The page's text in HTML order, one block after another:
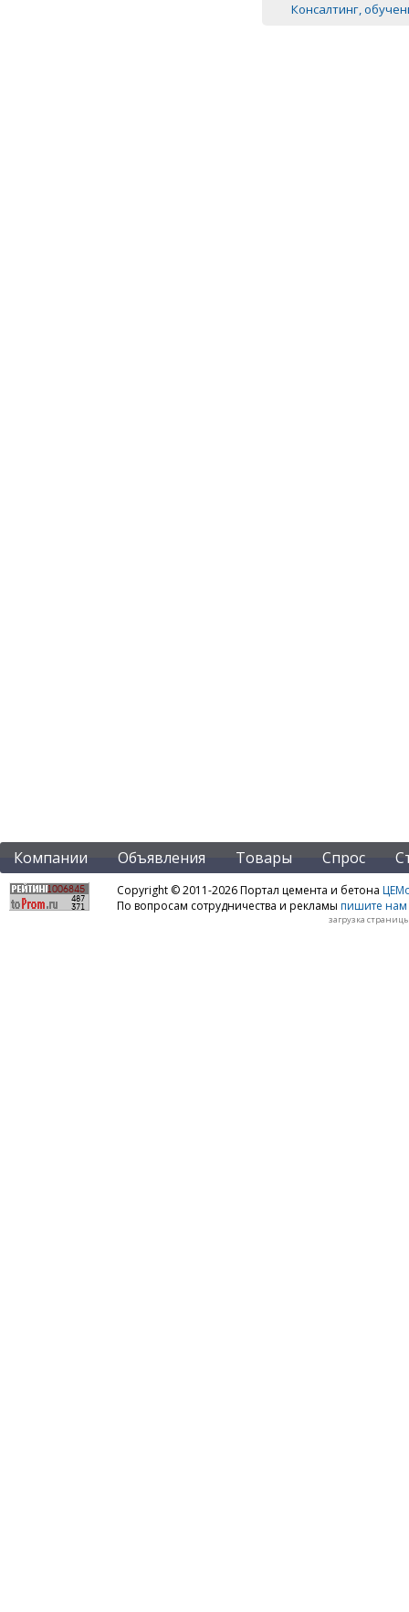
Консалтинг,
Компании Объявления Товары Спрос
Copyright © 2011-2026 Портал цемента и бетона
По вопросам сотрудничества и рекламы пишите нам
загрузка